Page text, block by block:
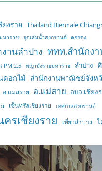
ยงราย Thailand Biennale
หาราช จุดเล่นน้ำสงกรานต์ ดอยตุง
านลำปาง ททท.สำนักงา
PM 2.5 พญามังรายมหาราช ลำปาง
ดอกไม้ สำนักงานพาณิชย์จังหวั
อ.แม่สรวย อ.แม่สาย อบจ.เชียง
ม เซ็นทรัลเชียงราย เทศกาลสงกรานต์
รเชียงราย เที่ยวลำปาง โ